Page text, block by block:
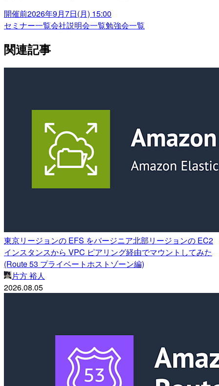
開催前2026年9月7日(月) 15:00
セミナー一覧会社説明会一覧勉強会一覧
関連記事
東京リージョンの EFS をバージニア北部リージョンの EC2
インスタンスから VPC ピアリング経由でマウントしてみた
(Route 53 プライベートホストゾーン編)
片方 裕人
2026.08.05